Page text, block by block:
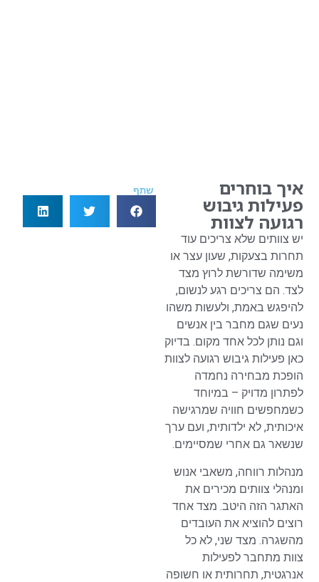
איך בוחרים
פעילות גיבוש
רגועה לצוות
יש צוותים שלא צריכים עוד
תחרות בצעקות, שעון עצר או
משימה שדורשת לרוץ מצד
לצד. הם צריכים רגע לנשום,
להיפגש באמת, ולעשות משהו
נעים שגם מחבר בין אנשים
וגם נותן לכל אחד מקום. בדיוק
כאן פעילות גיבוש רגועה לצוות
הופכת מבחירה נחמדה
לפתרון מדויק – במיוחד
כשמחפשים חוויה שמרגישה
איכותית, לא ילדותית, ועם ערך
שנשאר גם אחרי שמסיימים.
מנהלות רווחה, משאבי אנוש
ומנהלי צוותים מכירים את
האתגר הזה היטב. מצד אחד
רוצים להוציא את העובדים
מהשגרה. מצד שני, לא כל
צוות מתחבר לפעילות
אנרגטית, תחרותית או חשופה
שתף